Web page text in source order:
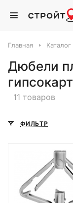
Главная Каталог
Дюбели
11 товаров
ФИЛЬТР